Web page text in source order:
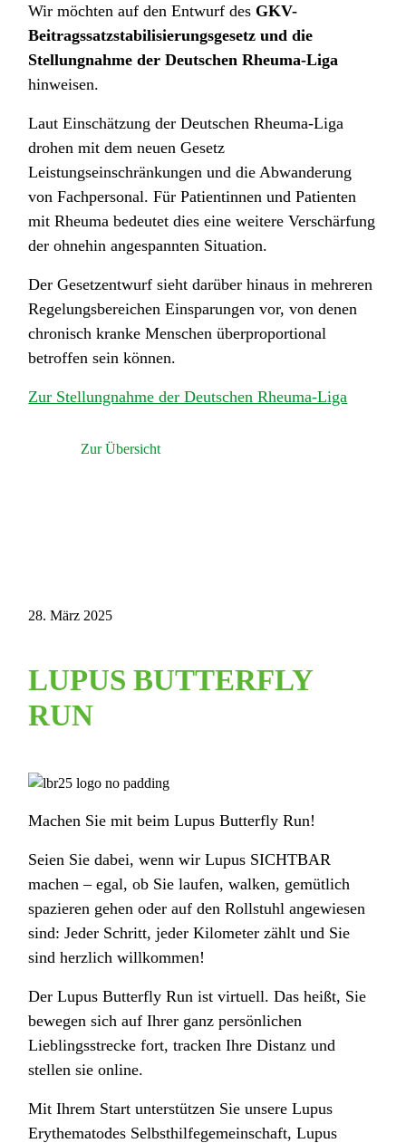
Wir möchten auf den Entwurf des GKV-
Beitragssatzstabilisierungsgesetz und die
Stellungnahme der Deutschen Rheuma-Liga
hinweisen.
Laut Einschätzung der Deutschen Rheuma-Liga
drohen mit dem neuen Gesetz
Leistungseinschränkungen und die Abwanderung
von Fachpersonal. Für Patientinnen und Patienten
mit Rheuma bedeutet dies eine weitere Verschärfung
der ohnehin angespannten Situation.
Der Gesetzentwurf sieht darüber hinaus in mehreren
Regelungsbereichen Einsparungen vor, von denen
chronisch kranke Menschen überproportional
betroffen sein können.
Zur Stellungnahme der Deutschen Rheuma-Liga
Zur Übersicht
28. März 2025
LUPUS BUTTERFLY
RUN
Machen Sie mit beim Lupus Butterfly Run!
Seien Sie dabei, wenn wir Lupus SICHTBAR
machen – egal, ob Sie laufen, walken, gemütlich
spazieren gehen oder auf den Rollstuhl angewiesen
sind: Jeder Schritt, jeder Kilometer zählt und Sie
sind herzlich willkommen!
Der Lupus Butterfly Run ist virtuell. Das heißt, Sie
bewegen sich auf Ihrer ganz persönlichen
Lieblingsstrecke fort, tracken Ihre Distanz und
stellen sie online.
Mit Ihrem Start unterstützen Sie unsere Lupus
Erythematodes Selbsthilfegemeinschaft, Lupus